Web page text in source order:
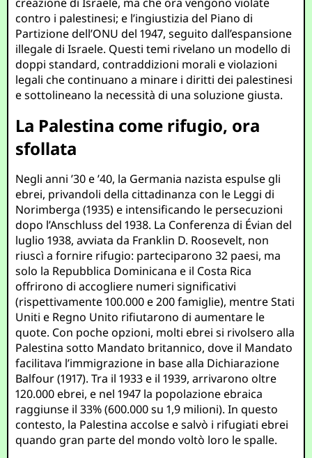
contro i palestinesi; e l’ingiustizia del Piano di
Partizione dell’ONU del 1947, seguito dall’espansione
illegale di Israele. Questi temi rivelano un modello di
doppi standard, contraddizioni morali e violazioni
legali che continuano a minare i diritti dei palestinesi
e sottolineano la necessità di una soluzione giusta.
La Palestina come rifugio, ora
sfollata
Negli anni ’30 e ’40, la Germania nazista espulse gli
ebrei, privandoli della cittadinanza con le Leggi di
Norimberga (1935) e intensificando le persecuzioni
dopo l’Anschluss del 1938. La Conferenza di Évian del
luglio 1938, avviata da Franklin D. Roosevelt, non
riuscì a fornire rifugio: parteciparono 32 paesi, ma
solo la Repubblica Dominicana e il Costa Rica
offrirono di accogliere numeri significativi
(rispettivamente 100.000 e 200 famiglie), mentre Stati
Uniti e Regno Unito rifiutarono di aumentare le
quote. Con poche opzioni, molti ebrei si rivolsero alla
Palestina sotto Mandato britannico, dove il Mandato
facilitava l’immigrazione in base alla Dichiarazione
Balfour (1917). Tra il 1933 e il 1939, arrivarono oltre
120.000 ebrei, e nel 1947 la popolazione ebraica
raggiunse il 33% (600.000 su 1,9 milioni). In questo
contesto, la Palestina accolse e salvò i rifugiati ebrei
quando gran parte del mondo voltò loro le spalle.